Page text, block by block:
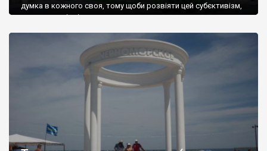
думка в кожного своя, тому щоби розвіяти цей субєктивізм,
запрошую відвідати це